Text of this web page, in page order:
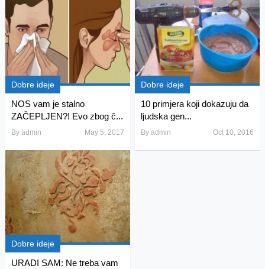
Dobre ideje
NOS vam je stalno
ZAČEPLJEN?! Evo zbog č...
By admin May 5, 2017
Dobre ideje
10 primjera koji dokazuju da
ljudska gen...
Byadmin Oct 10, 2016
Dobre ideje
URADI SAM: Ne treba vam